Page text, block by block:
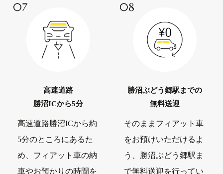
07
高速道路
勝沼ICから5分
高速道路勝沼ICから約
5分のところにあるた
め、フィアット車の納
車やお預かりの時間を
08
勝沼ぶどう郷駅までの
無料送迎
そのままフィアット車
をお預けいただけるよ
う、勝沼ぶどう郷駅ま
で無料送迎を行ってい